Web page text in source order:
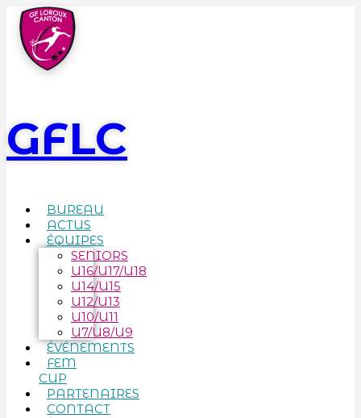
GFLC
BUREAU
ACTUS
ÉQUIPES
SENIORS
U16/U17/U18
U14/U15
U12/U13
U10/U11
U7/U8/U9
ÉVÉNEMENTS
FEM
CUP
PARTENAIRES
CONTACT